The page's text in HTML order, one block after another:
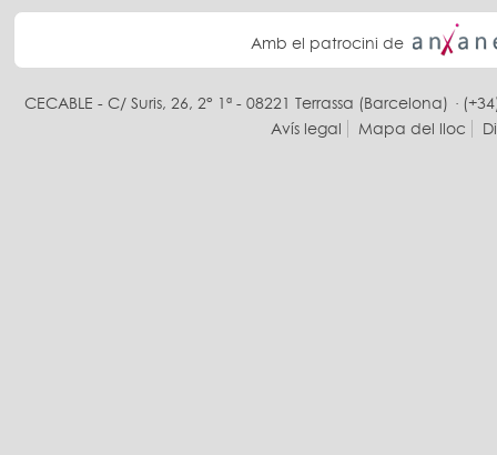
Amb el patrocini de
CECABLE - C/ Suris, 26, 2° 1ª - 08221 Terrassa (Barcelona) ·
Avís legal
Mapa del lloc